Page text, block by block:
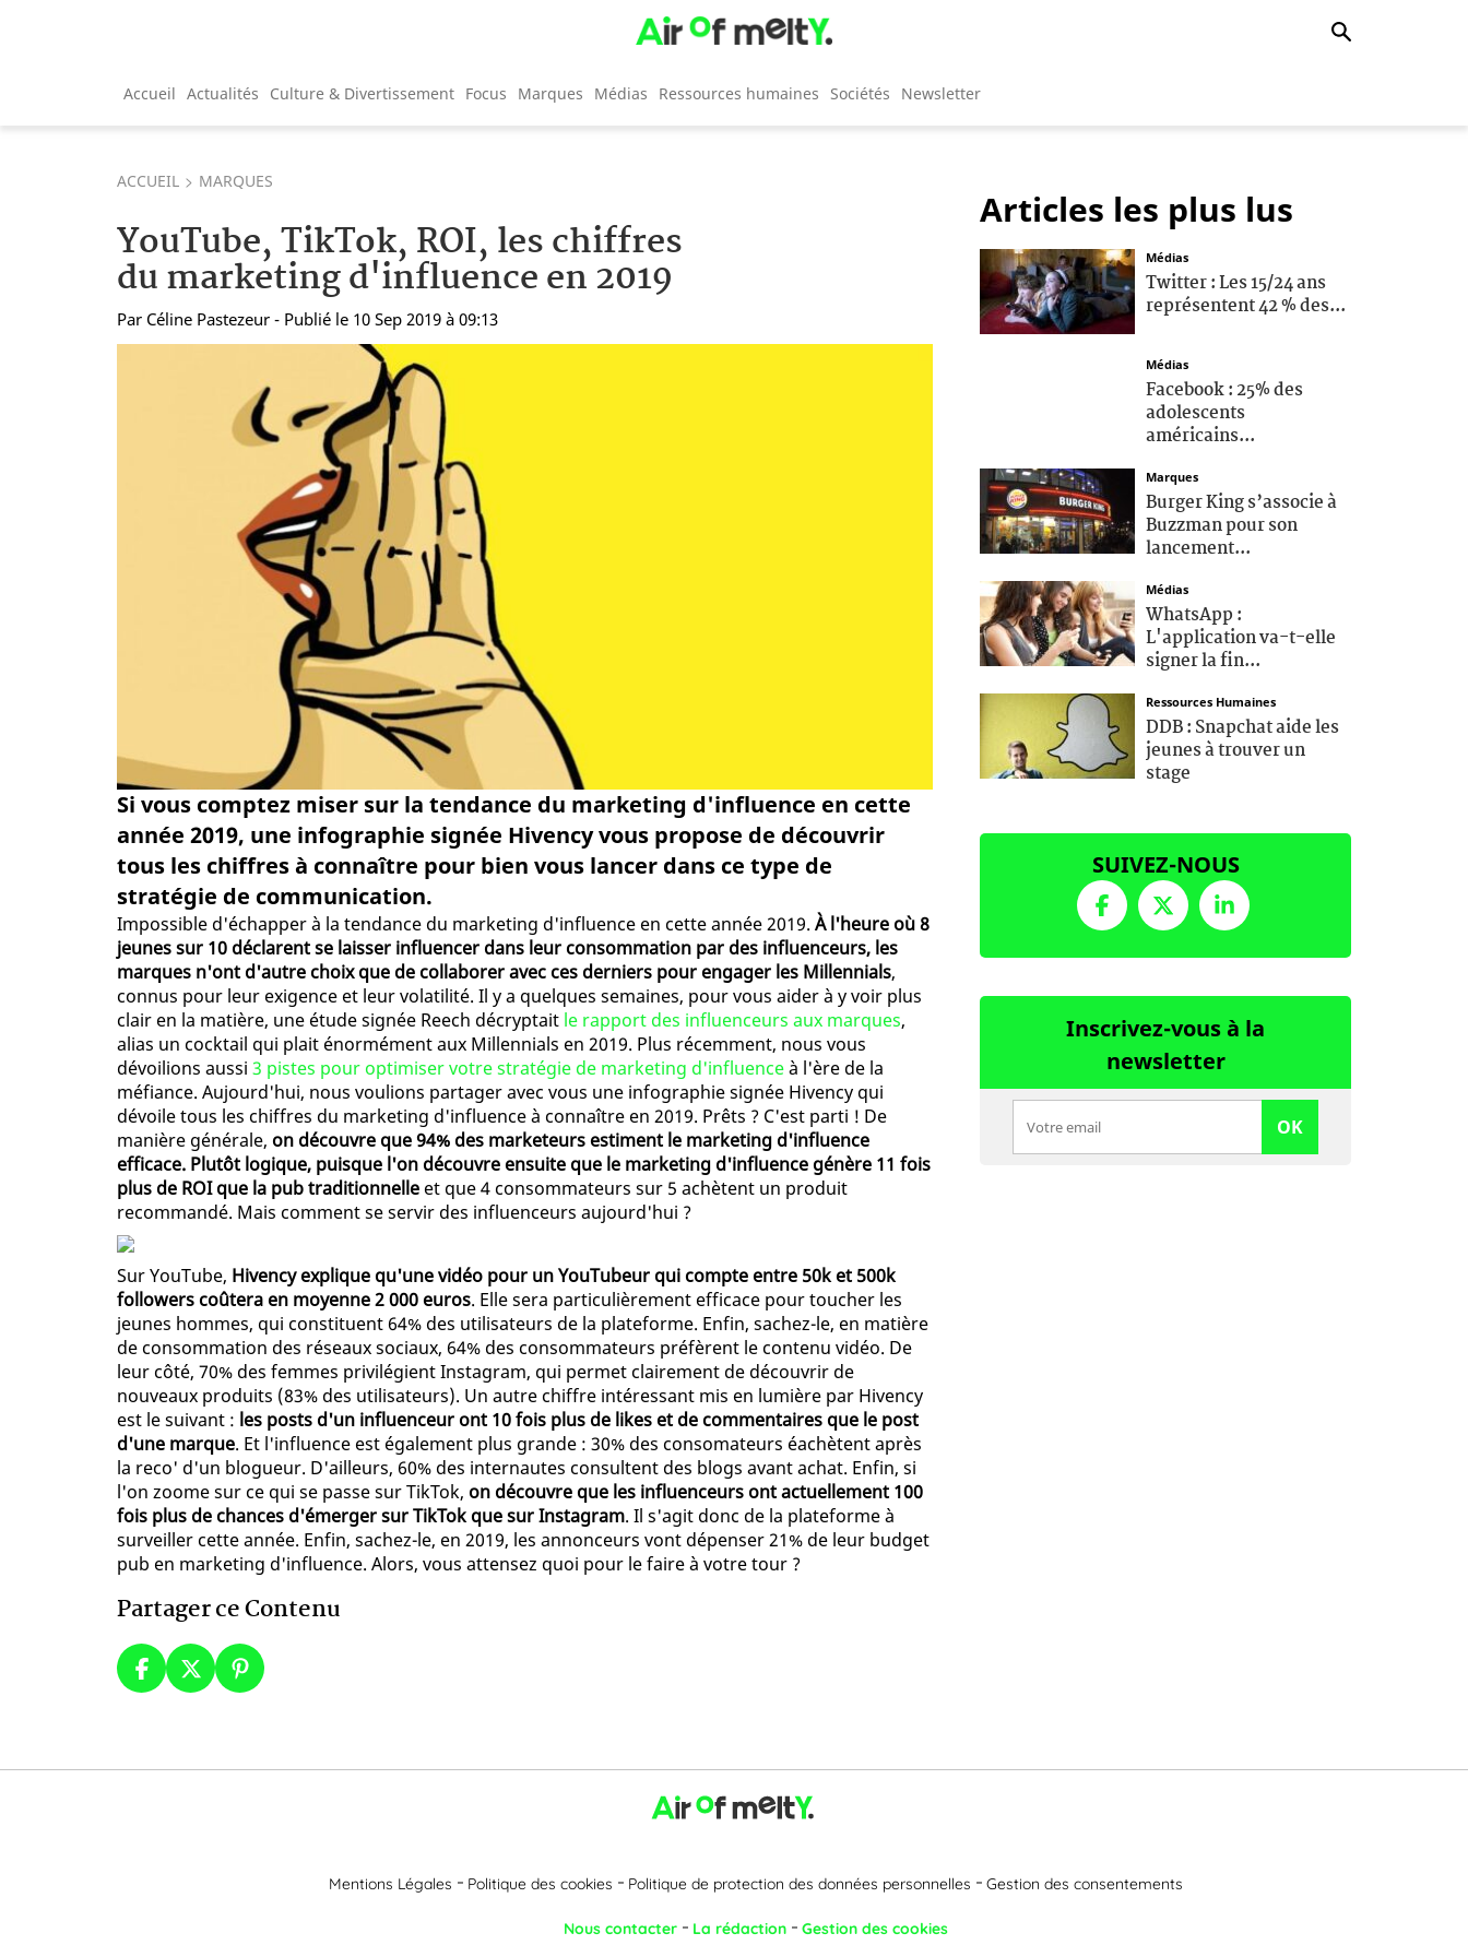
Accueil Actualités Culture & Divertissement Focus Marques Médias Ressources humaines Sociétés Newsletter
ACCUEIL MARQUES
YouTube, TikTok, ROI, les chiffres
du marketing d'influence en 2019
Par Céline Pastezeur - Publié le 10 Sep 2019 à 09:13
Si vous comptez miser sur la tendance du marketing d'influence en cette
année 2019, une infographie signée Hivency vous propose de découvrir
tous les chiffres à connaître pour bien vous lancer dans ce type de
stratégie de communication.
Impossible d'échapper à la tendance du marketing d'influence en cette année 2019. À l'heure où 8
jeunes sur 10 déclarent se laisser influencer dans leur consommation par des influenceurs, les
marques n'ont d'autre choix que de collaborer avec ces derniers pour engager les Millennials,
connus pour leur exigence et leur volatilité. Il y a quelques semaines, pour vous aider à y voir plus
clair en la matière, une étude signée Reech décryptait le rapport des influenceurs aux marques,
alias un cocktail qui plait énormément aux Millennials en 2019. Plus récemment, nous vous
dévoilions aussi 3 pistes pour optimiser votre stratégie de marketing d'influenceà l'ère de la
méfiance. Aujourd'hui, nous voulions partager avec vous une infographie signée Hivency qui
dévoile tous les chiffres du marketing d'influence à connaître en 2019. Prêts ? C'est parti ! De
manière générale, on découvre que 94% des marketeurs estiment le marketing d'influence
efficace. Plutôt logique, puisque l'on découvre ensuite que le marketing d'influence génère 11 fois
plus de ROI que la pub traditionnelle et que 4 consommateurs sur 5 achètent un produit
recommandé. Mais comment se servir des influenceurs aujourd'hui ?
Sur YouTube, Hivency explique qu'une vidéo pour un YouTubeur qui compte entre 50k et 500k
followers coûtera en moyenne 2 000 euros. Elle sera particulièrement efficace pour toucher les
jeunes hommes, qui constituent 64% des utilisateurs de la plateforme. Enfin, sachez-le, en matière
de consommation des réseaux sociaux, 64% des consommateurs préfèrent le contenu vidéo. De
leur côté, 70% des femmes privilégient Instagram, qui permet clairement de découvrir de
nouveaux produits (83% des utilisateurs). Un autre chiffre intéressant mis en lumière par Hivency
est le suivant : les posts d'un influenceur ont 10 fois plus de likes et de commentaires que le post
d'une marque. Et l'influence est également plus grande : 30% des consomateurs éachètent après
la reco' d'un blogueur. D'ailleurs, 60% des internautes consultent des blogs avant achat. Enfin, si
l'on zoome sur ce qui se passe sur TikTok, on découvre que les influenceurs ont actuellement 100
fois plus de chances d'émerger sur TikTok que sur Instagram. Il s'agit donc de la plateforme à
surveiller cette année. Enfin, sachez-le, en 2019, les annonceurs vont dépenser 21% de leur budget
pub en marketing d'influence. Alors, vous attensez quoi pour le faire à votre tour ?
Partager ce Contenu
Articles les plus lus
Médias
Twitter : Les 15/24 ans
représentent 42 % des...
Médias
Facebook : 25% des
adolescents
américains...
Marques
Burger King s’associe à
Buzzman pour son
lancement...
Médias
WhatsApp :
L'application va-t-elle
signer la fin...
Ressources Humaines
DDB : Snapchat aide les
jeunes à trouver un
stage
SUIVEZ-NOUS
Inscrivez-vous à la
newsletter
OK
Mentions Légales Politique des cookies Politique de protection des données personnelles Gestion des consentements
Nous contacter La rédaction Gestion des cookies